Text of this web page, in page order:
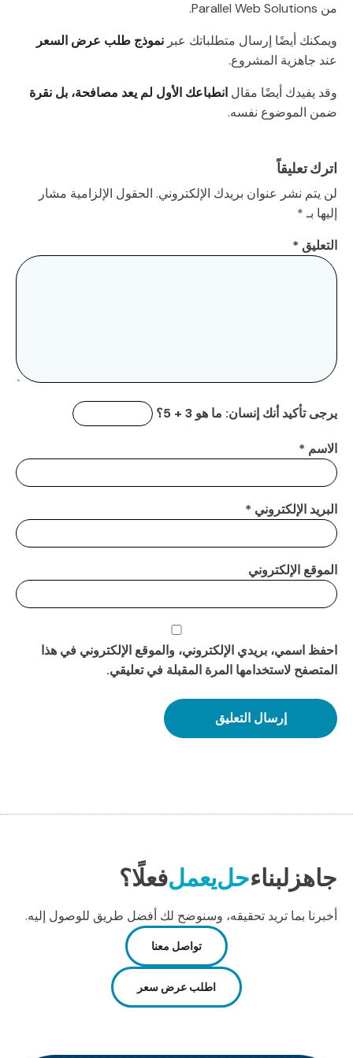
من Parallel Web Solutions.
ويمكنك أيضًا إرسال متطلباتك عبر نموذج طلب عرض السعر
عند جاهزية المشروع.
وقد يفيدك أيضًا مقال انطباعك الأول لم يعد مصافحة، بل نقرة
ضمن الموضوع نفسه.
اترك تعليقاً
لن يتم نشر عنوان بريدك الإلكتروني. الحقول الإلزامية مشار
إليها بـ*
التعليق *
يرجى تأكيد أنك إنسان: ما هو 3 + 5؟
الاسم *
البريد الإلكتروني *
الموقع الإلكتروني
احفظ اسمي، بريدي الإلكتروني، والموقع الإلكتروني في هذا
المتصفح لاستخدامها المرة المقبلة في تعليقي.
جاهزلبناءحليعملفعلًا؟
أخبرنا بما تريد تحقيقه، وسنوضح لك أفضل طريق للوصول إليه.
تواصل معنا
اطلب عرض سعر